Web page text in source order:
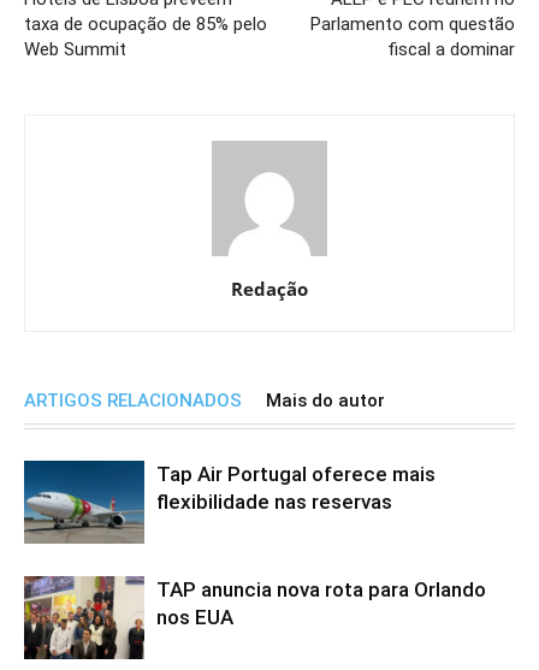
taxa de ocupação de 85% pelo
Web Summit
Parlamento com questão
fiscal a dominar
Redação
ARTIGOS RELACIONADOS Mais do autor
Tap Air Portugal oferece mais
flexibilidade nas reservas
TAP anuncia nova rota para Orlando
nos EUA